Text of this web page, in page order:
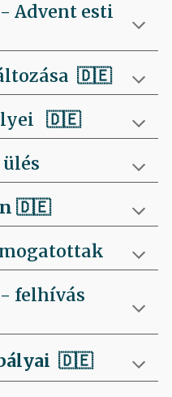
Advent esti
🇩🇪
🇩🇪
🇩🇪
felhívás
🇩🇪